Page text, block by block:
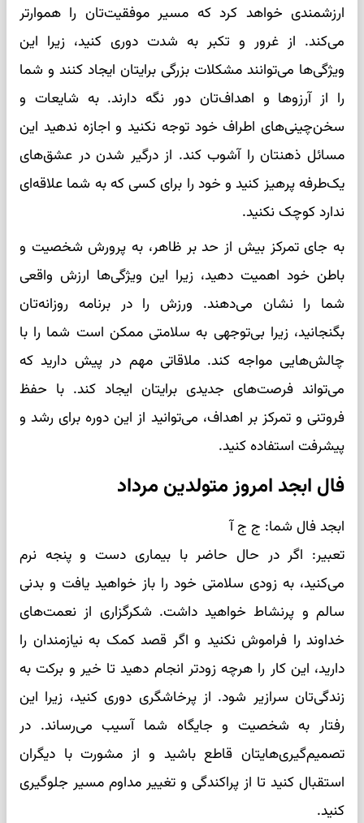
ارزشمندی خواهد کرد که مسیر موفقیت‌تان را هموارتر
می‌کند. از غرور و تکبر به شدت دوری کنید، زیرا این
ویژگی‌ها می‌توانند مشکلات بزرگی برایتان ایجاد کنند و شما
را از آرزوها و اهداف‌تان دور نگه دارند. به شایعات و
سخن‌چینی‌های اطراف خود توجه نکنید و اجازه ندهید این
مسائل ذهنتان را آشوب کند. از درگیر شدن در عشق‌های
یک‌طرفه پرهیز کنید و خود را برای کسی که به شما علاقه‌ای
ندارد کوچک نکنید.
به جای تمرکز بیش از حد بر ظاهر، به پرورش شخصیت و
باطن خود اهمیت دهید، زیرا این ویژگی‌ها ارزش واقعی
شما را نشان می‌دهند. ورزش را در برنامه روزانه‌تان
بگنجانید، زیرا بی‌توجهی به سلامتی ممکن است شما را با
چالش‌هایی مواجه کند. ملاقاتی مهم در پیش دارید که
می‌تواند فرصت‌های جدیدی برایتان ایجاد کند. با حفظ
فروتنی و تمرکز بر اهداف، می‌توانید از این دوره برای رشد و
پیشرفت استفاده کنید.
فال ابجد امروز متولدین مرداد
ابجد فال شما: ج ج آ
تعبیر: اگر در حال حاضر با بیماری دست و پنجه نرم
می‌کنید، به زودی سلامتی خود را باز خواهید یافت و بدنی
سالم و پرنشاط خواهید داشت. شکرگزاری از نعمت‌های
خداوند را فراموش نکنید و اگر قصد کمک به نیازمندان را
دارید، این کار را هرچه زودتر انجام دهید تا خیر و برکت به
زندگی‌تان سرازیر شود. از پرخاشگری دوری کنید، زیرا این
رفتار به شخصیت و جایگاه شما آسیب می‌رساند. در
تصمیم‌گیری‌هایتان قاطع باشید و از مشورت با دیگران
استقبال کنید تا از پراکندگی و تغییر مداوم مسیر جلوگیری
کنید.